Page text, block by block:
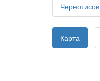
Чернотисов
Карта